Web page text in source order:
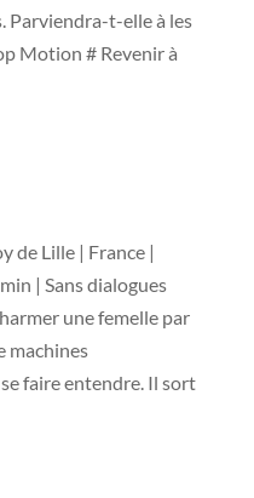
Parviendra-t-elle à les
Motion # Revenir à
de Lille | France |
| Sans dialogues
une femelle par
machines
faire entendre. Il sort